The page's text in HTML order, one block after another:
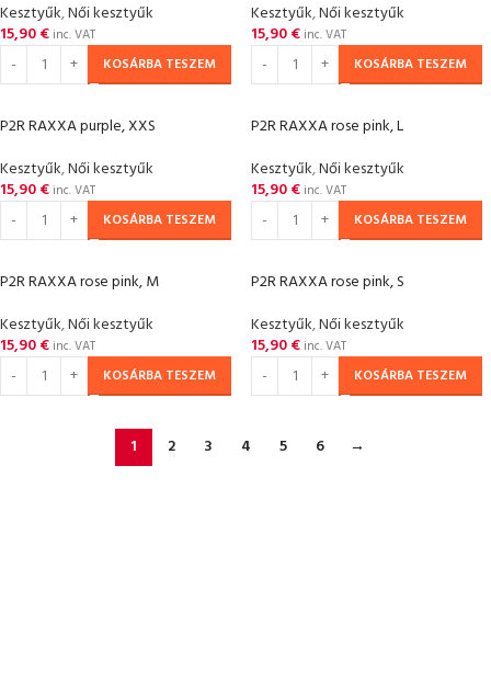
Kesztyűk,Női kesztyűk
15,90€ inc. VAT
KOSÁRBA TESZEM
Kesztyűk,Női kesztyűk
15,90€ inc. VAT
KOSÁRBA TESZEM
P2R RAXXA purple, XXS
Kesztyűk,Női kesztyűk
15,90€ inc. VAT
KOSÁRBA TESZEM
P2R RAXXA rose pink, L
Kesztyűk,Női kesztyűk
15,90€ inc. VAT
KOSÁRBA TESZEM
P2R RAXXA rose pink, M
Kesztyűk,Női kesztyűk
15,90€ inc. VAT
KOSÁRBA TESZEM
P2R RAXXA rose pink, S
Kesztyűk,Női kesztyűk
15,90€ inc. VAT
KOSÁRBA TESZEM
1 2 3 4 5 6 →